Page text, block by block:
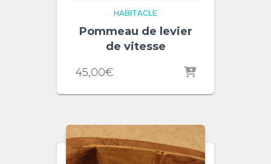
HABITACLE
Pommeau de levier
de vitesse
45,00€